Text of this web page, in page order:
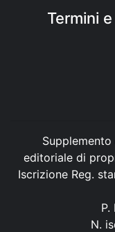
Termini
editoriale di
Iscrizione Reg.
N.